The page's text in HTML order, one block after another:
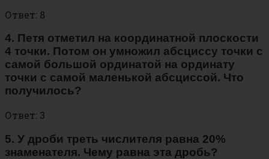
Ответ: 8
4. Петя отметил на координатной плоскости
4 точки. Потом он умножил абсциссу точки с
самой большой ординатой на ординату
точки с самой маленькой абсциссой. Что
получилось?
Ответ: 3
5. У дроби треть числителя равна 20%
знаменателя. Чему равна эта дробь?